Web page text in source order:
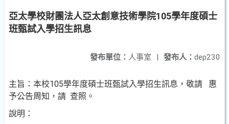
亞太學校財團法人亞太創意技術學院105學年度碩士
班甄試入學招生訊息
發布人： dep230
發布單位： 人事室 |
主旨：本校105學年度碩士班甄試入學招生訊息，敬請 惠
予公告周知，請 查照。
說明：